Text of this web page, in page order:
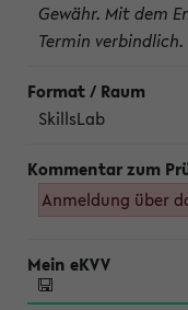
Gewähr. Mit dem
Termin verbindlich.
SkillsLab
Anmeldung über